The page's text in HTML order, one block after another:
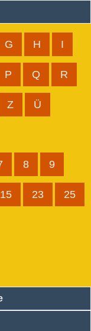
G H I
P Q R
Z Ü
8 9
15 23 25